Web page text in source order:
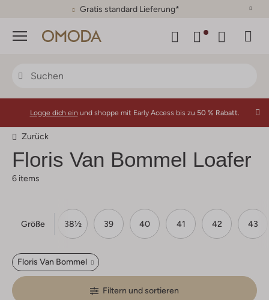
Gratis standard Lieferung*
Menü
Logge dich ein und shoppe mit Early Access bis zu 50 % Rabatt.
Zurück
Floris Van Bommel Loafer
6 items
Größe
38 38½ 39 40 41 42 43
Floris Van Bommel
Filtern und sortieren